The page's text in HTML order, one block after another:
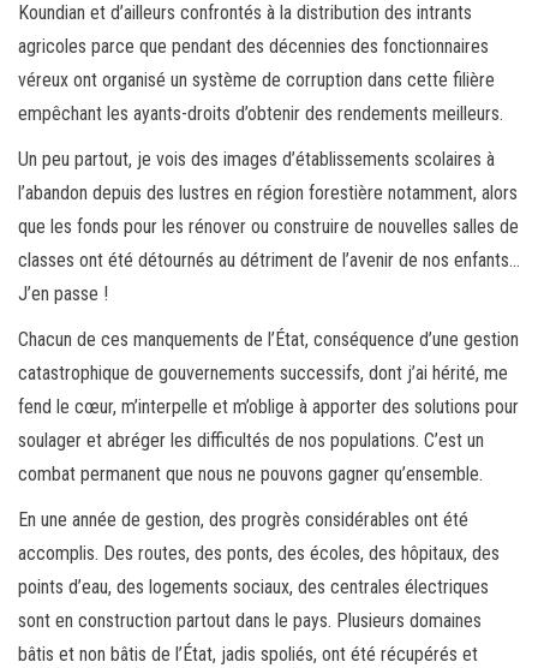
Koundian et d’ailleurs confrontés à la distribution des intrants
agricoles parce que pendant des décennies des fonctionnaires
véreux ont organisé un système de corruption dans cette filière
empêchant les ayants-droits d’obtenir des rendements meilleurs.
Un peu partout, je vois des images d’établissements scolaires à
l’abandon depuis des lustres en région forestière notamment, alors
que les fonds pour les rénover ou construire de nouvelles salles de
classes ont été détournés au détriment de l’avenir de nos enfants…
J’en passe !
Chacun de ces manquements de l’État, conséquence d’une gestion
catastrophique de gouvernements successifs, dont j’ai hérité, me
fend le cœur, m’interpelle et m’oblige à apporter des solutions pour
soulager et abréger les difficultés de nos populations. C’est un
combat permanent que nous ne pouvons gagner qu’ensemble.
En une année de gestion, des progrès considérables ont été
accomplis. Des routes, des ponts, des écoles, des hôpitaux, des
points d’eau, des logements sociaux, des centrales électriques
sont en construction partout dans le pays. Plusieurs domaines
bâtis et non bâtis de l’État, jadis spoliés, ont été récupérés et